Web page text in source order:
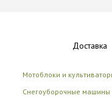
Доставка
Мотоблоки и
Снегоуборочные машины